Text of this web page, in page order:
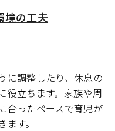
境の工夫
に調整したり、休息の
役立ちます。家族や周
合ったペースで育児が
す。